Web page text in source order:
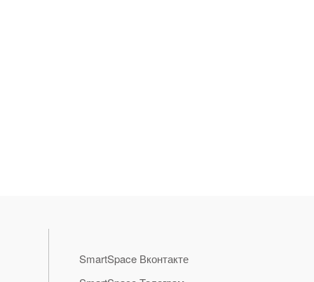
SmartSpace Вконтакте